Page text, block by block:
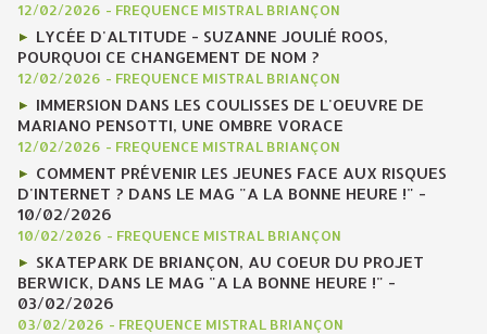
12/02/2026 - FREQUENCE MISTRAL BRIANÇON
LYCÉE D'ALTITUDE - SUZANNE JOULIÉ ROOS,
POURQUOI CE CHANGEMENT DE NOM ?
12/02/2026 - FREQUENCE MISTRAL BRIANÇON
IMMERSION DANS LES COULISSES DE L'OEUVRE DE
MARIANO PENSOTTI, UNE OMBRE VORACE
12/02/2026 - FREQUENCE MISTRAL BRIANÇON
COMMENT PRÉVENIR LES JEUNES FACE AUX RISQUES
D'INTERNET ? DANS LE MAG "A LA BONNE HEURE !" -
10/02/2026
10/02/2026 - FREQUENCE MISTRAL BRIANÇON
SKATEPARK DE BRIANÇON, AU COEUR DU PROJET
BERWICK, DANS LE MAG "A LA BONNE HEURE !" -
03/02/2026
03/02/2026 - FREQUENCE MISTRAL BRIANÇON